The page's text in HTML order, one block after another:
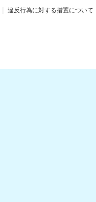
違反行為に対する措置について